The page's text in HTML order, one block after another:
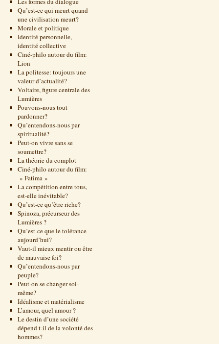
Qu’est-ce qui meurt quand
une civilisation meurt?
Morale et politique
Identité personnelle,
identité collective
Ciné-philo autour du film:
Lion
La politesse: toujours une
valeur d’actualité?
Voltaire, figure centrale des
Lumières
Pouvons-nous tout
pardonner?
Qu’entendons-nous par
spiritualité?
Peut-on vivre sans se
soumettre?
La théorie du complot
Ciné-philo autour du film:
» Fatima »
La compétition entre tous,
est-elle inévitable?
Qu’est-ce qu’être riche?
Spinoza, précurseur des
Lumières ?
Qu’est-ce que le tolérance
aujourd’hui?
Vaut-il mieux mentir ou être
de mauvaise foi?
Qu’entendons-nous par
peuple?
Peut-on se changer soi-
même?
Idéalisme et matérialisme
L’amour, quel amour ?
Le destin d’une société
dépend t-il de la volonté des
hommes?